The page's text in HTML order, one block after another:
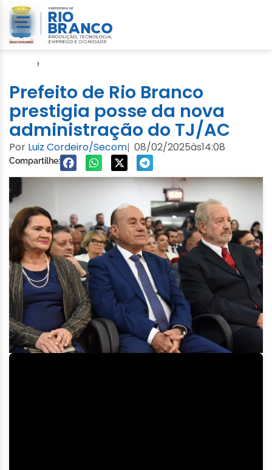
›
Prefeito de Rio Branco
prestigia posse da nova
administração do TJ/AC
Por Luiz Cordeiro/Secom| 08/02/2025às14:08
Compartilhe: